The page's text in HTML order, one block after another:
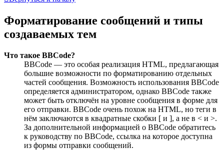
Форматирование сообщений и типы
создаваемых тем
Что такое BBCode?
BBCode — это особая реализация HTML, предлагающая
большие возможности по форматированию отдельных
частей сообщения. Возможность использования BBCode
определяется администратором, однако BBCode также
может быть отключён на уровне сообщения в форме для
его отправки. BBCode очень похож на HTML, но теги в
нём заключаются в квадратные скобки [ и ], а не в < и >.
За дополнительной информацией о BBCode обратитесь
к руководству по BBCode, ссылка на которое доступна
из формы отправки сообщений.